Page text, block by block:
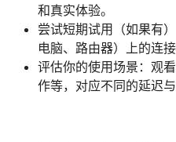
和真实体验。
尝试短期试用（如果有
电脑、路由器）上的连接
评估你的使用场景：观
作等，对应不同的延迟与